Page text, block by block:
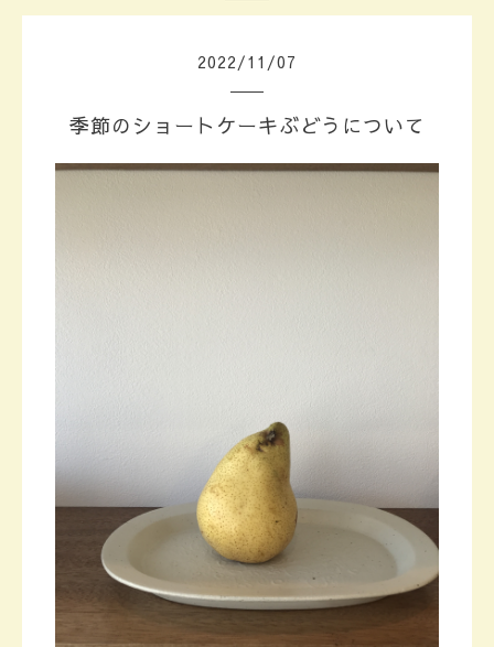
2022/11 /07
季節のショートケーキぶどうについて